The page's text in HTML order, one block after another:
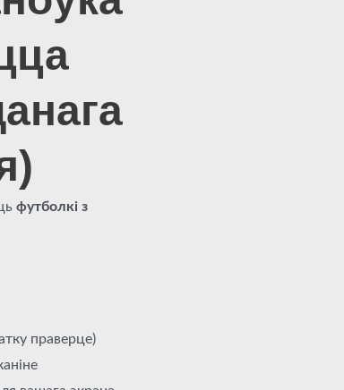
футболкі з
праверце)